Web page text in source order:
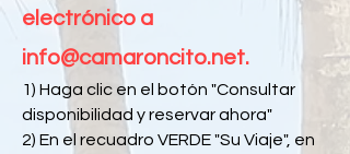
electrónico a
info@camaroncito.net.
1) Haga clic en el botón "Consultar
disponibilidad y reservar ahora"
2) En el recuadro VERDE "Su Viaje", en